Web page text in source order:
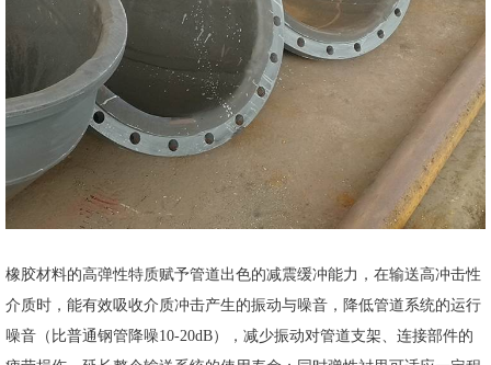
橡胶材料的高弹性特质赋予管道出色的减震缓冲能力，在输送高冲击性
介质时，能有效吸收介质冲击产生的振动与噪音，降低管道系统的运行
噪音（比普通钢管降噪10-20dB），减少振动对管道支架、连接部件的